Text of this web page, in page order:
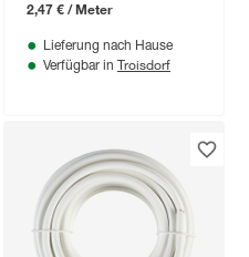
2,47 € / Meter
Lieferung nach Hause
Verfügbar in Troisdorf